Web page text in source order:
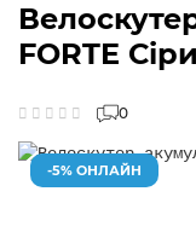
FORTE
0
-5% ОНЛАЙН